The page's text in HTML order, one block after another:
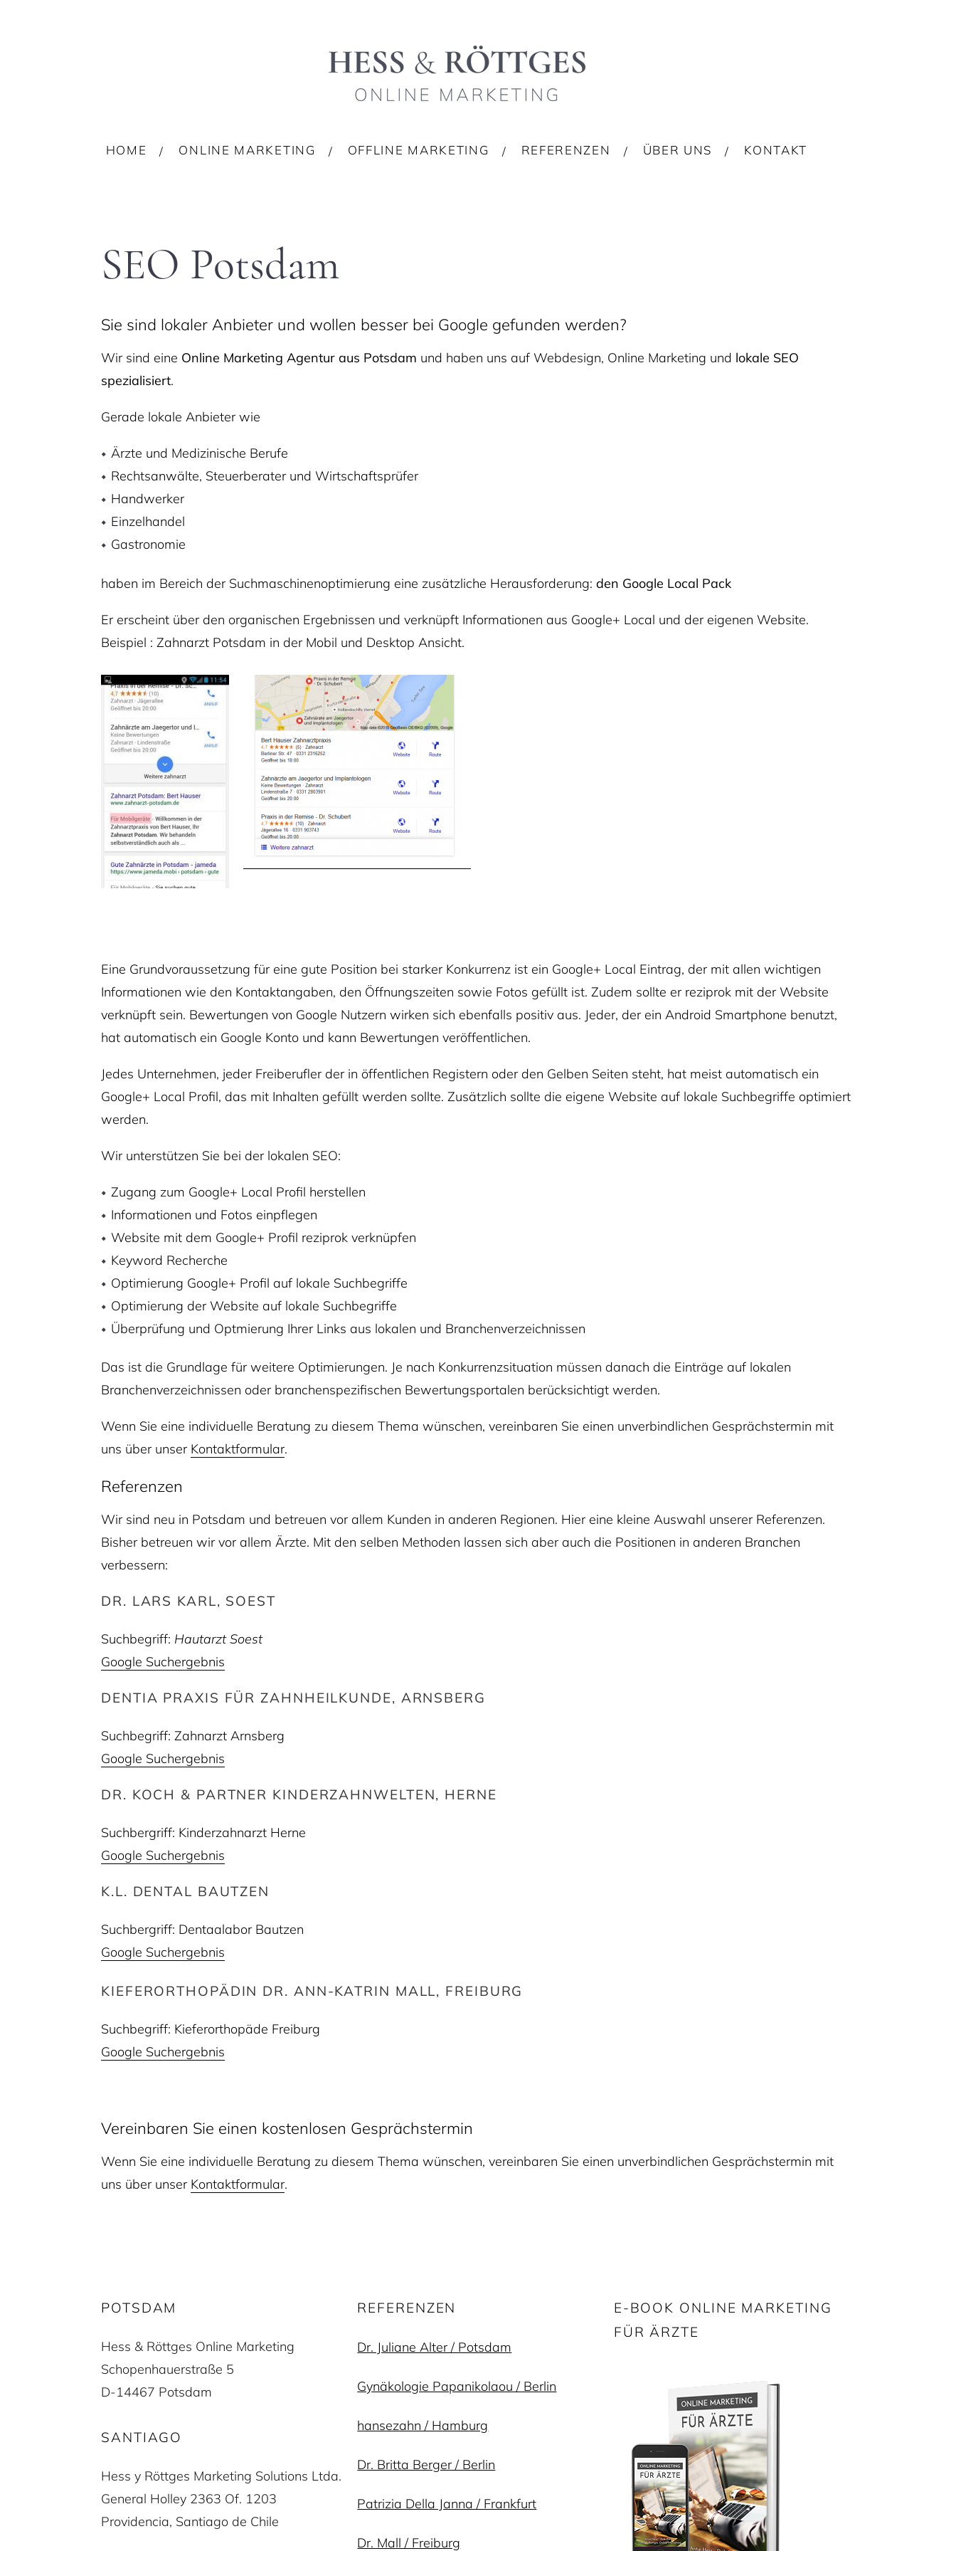
HOME ONLINE MARKETING OFFLINE MARKETING REFERENZEN ÜBER UNS KONTAKT
SEO Potsdam
Sie sind lokaler Anbieter und wollen besser bei Google gefunden werden?
Wir sind eine Online Marketing Agentur aus Potsdam und haben uns auf Webdesign, Online Marketing und lokale SEO
spezialisiert.
Gerade lokale Anbieter wie
Ärzte und Medizinische Berufe
Rechtsanwälte, Steuerberater und Wirtschaftsprüfer
Handwerker
Einzelhandel
Gastronomie
haben im Bereich der Suchmaschinenoptimierung eine zusätzliche Herausforderung: den Google Local Pack
Er erscheint über den organischen Ergebnissen und verknüpft Informationen aus Google+ Local und der eigenen Website.
Beispiel : Zahnarzt Potsdam in der Mobil und Desktop Ansicht.
Eine Grundvoraussetzung für eine gute Position bei starker Konkurrenz ist ein Google+ Local Eintrag, der mit allen wichtigen
Informationen wie den Kontaktangaben, den Öffnungszeiten sowie Fotos gefüllt ist. Zudem sollte er reziprok mit der Website
verknüpft sein. Bewertungen von Google Nutzern wirken sich ebenfalls positiv aus. Jeder, der ein Android Smartphone benutzt,
hat automatisch ein Google Konto und kann Bewertungen veröffentlichen.
Jedes Unternehmen, jeder Freiberufler der in öffentlichen Registern oder den Gelben Seiten steht, hat meist automatisch ein
Google+ Local Profil, das mit Inhalten gefüllt werden sollte. Zusätzlich sollte die eigene Website auf lokale Suchbegriffe optimiert
werden.
Wir unterstützen Sie bei der lokalen SEO:
Zugang zum Google+ Local Profil herstellen
Informationen und Fotos einpflegen
Website mit dem Google+ Profil reziprok verknüpfen
Keyword Recherche
Optimierung Google+ Profil auf lokale Suchbegriffe
Optimierung der Website auf lokale Suchbegriffe
Überprüfung und Optmierung Ihrer Links aus lokalen und Branchenverzeichnissen
Das ist die Grundlage für weitere Optimierungen. Je nach Konkurrenzsituation müssen danach die Einträge auf lokalen
Branchenverzeichnissen oder branchenspezifischen Bewertungsportalen berücksichtigt werden.
Wenn Sie eine individuelle Beratung zu diesem Thema wünschen, vereinbaren Sie einen unverbindlichen Gesprächstermin mit
uns über unser Kontaktformular.
Referenzen
Wir sind neu in Potsdam und betreuen vor allem Kunden in anderen Regionen. Hier eine kleine Auswahl unserer Referenzen.
Bisher betreuen wir vor allem Ärzte. Mit den selben Methoden lassen sich aber auch die Positionen in anderen Branchen
verbessern:
DR. LARS KARL, SOEST
Suchbegriff: Hautarzt Soest
Google Suchergebnis
DENTIA PRAXIS FÜR ZAHNHEILKUNDE, ARNSBERG
Suchbegriff: Zahnarzt Arnsberg
Google Suchergebnis
DR. KOCH & PARTNER KINDERZAHNWELTEN, HERNE
Suchbergriff: Kinderzahnarzt Herne
Google Suchergebnis
K.L. DENTAL BAUTZEN
Suchbergriff: Dentaalabor Bautzen
Google Suchergebnis
KIEFERORTHOPÄDIN DR. ANN-KATRIN MALL, FREIBURG
Suchbegriff: Kieferorthopäde Freiburg
Google Suchergebnis
Vereinbaren Sie einen kostenlosen Gesprächstermin
Wenn Sie eine individuelle Beratung zu diesem Thema wünschen, vereinbaren Sie einen unverbindlichen Gesprächstermin mit
uns über unser Kontaktformular.
POTSDAM
Hess & Röttges Online Marketing
Schopenhauerstraße 5
D-14467 Potsdam
SANTIAGO
Hess y Röttges Marketing Solutions Ltda.
General Holley 2363 Of. 1203
Providencia, Santiago de Chile
REFERENZEN
Dr. Juliane Alter / Potsdam
Gynäkologie Papanikolaou / Berlin
hansezahn / Hamburg
Dr. Britta Berger / Berlin
Patrizia Della Janna / Frankfurt
Dr. Mall / Freiburg
E-BOOK ONLINE MARKETING
FÜR ÄRZTE